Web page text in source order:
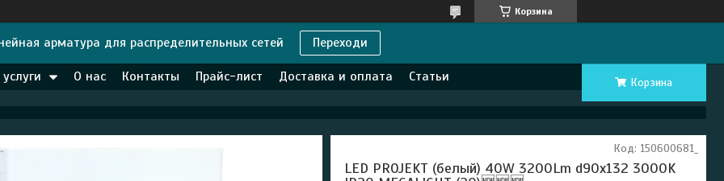
Корзина
арматура для распределительных сетей Переходи
О нас Контакты Прайс-лист Доставка и оплата Статьи Корзина
LED PROJEKT (белый) 40W 3200Lm d90x132 3000K
Код: 150600681_